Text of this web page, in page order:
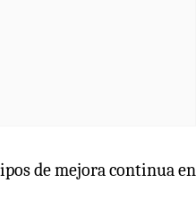
de mejora continua en